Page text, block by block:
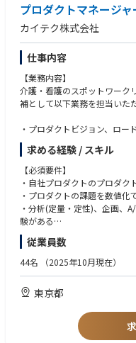
プロダクトマネージ
カイテク株式会社
仕事内容
【業務内容】
介護・看護のスポットワーク
補として以下業務を担当いた
・プロダクトビジョン、ロー
・市場・競合調査、顧客イン
・開発チームとの連携および
・グロースハック業務(定量
(将来的に)プロダクトマネジ
【ポジションの魅力】
・社会貢献性が高い：社会課
る
・両面：to B(介護施設/医療
oduct
・SaaS & Platform：単純な
ーションを自動化しているな
バリーできるスピードが早い
・マーケティング業務も含め
求める経験 / スキル
【必須要件】
・自社プロダクトのプロダク
・プロダクトの課題を数値化
・分析(定量・定性)、企画、
験がある
・ビジネス、エンジニア、デ
【歓迎要件】
・複数施策の組み合わせKPI/
・A/Bテストやその他の効果
・社内DXに関する知識や実
・プログラミングやシステ
滑に連携できる)
従業員数
44名 （2025年10月現在）
東京都